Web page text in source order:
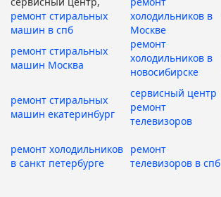
ремонт стиральных
машин в спб
холодильников в
Москве
ремонт стиральных
машин Москва
ремонт
холодильников в
новосибирске
ремонт стиральных
машин екатеринбург
сервисный центр
ремонт
телевизоров
ремонт холодильников
в санкт петербурге
ремонт
телевизоров в спб